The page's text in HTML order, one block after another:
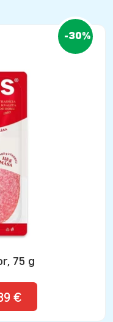
-30%
75 g
€